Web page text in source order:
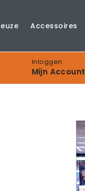
Accessoires
Inloggen
Mijn Account